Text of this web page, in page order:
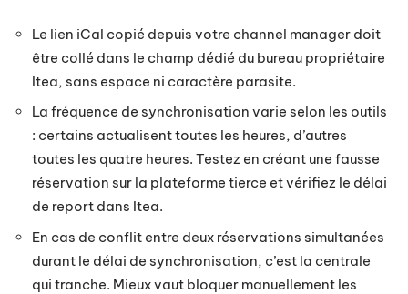
Le lien iCal copié depuis votre channel manager doit
être collé dans le champ dédié du bureau propriétaire
Itea, sans espace ni caractère parasite.
La fréquence de synchronisation varie selon les outils
: certains actualisent toutes les heures, d’autres
toutes les quatre heures. Testez en créant une fausse
réservation sur la plateforme tierce et vérifiez le délai
de report dans Itea.
En cas de conflit entre deux réservations simultanées
durant le délai de synchronisation, c’est la centrale
qui tranche. Mieux vaut bloquer manuellement les